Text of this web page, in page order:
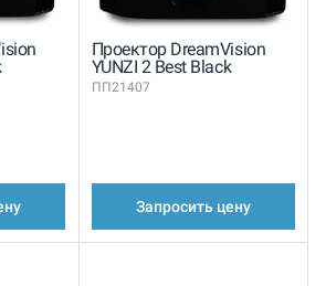
Проектор DreamVision
YUNZI 2 Best Black
ПП21407
Запросить цену